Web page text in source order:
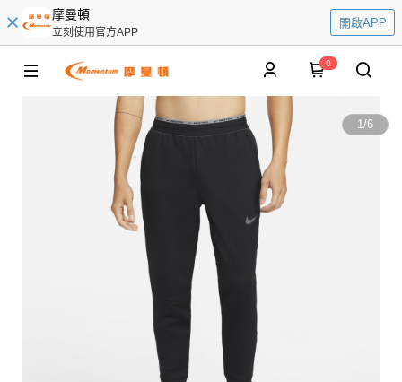
摩曼頓
立刻使用官方APP
開啟APP
0
1/6